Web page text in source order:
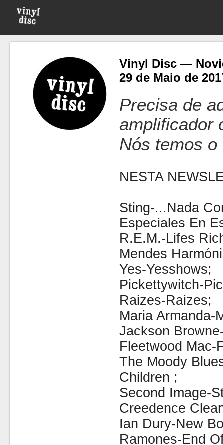
Vinyl Disc —
29 de Maio de
Precisa de
amplificador
Nós temos o
NESTA
Sting-...Nada
Especiales En
R.E.M.-Lifes
Mendes
Yes-Yesshows;
Pickettywitch-
Raizes-Raizes;
Maria Armanda-
Jackson
Fleetwood Mac-
The Moody
Children ;
Second Image-
Creedence
Ian Dury-New
Ramones-End